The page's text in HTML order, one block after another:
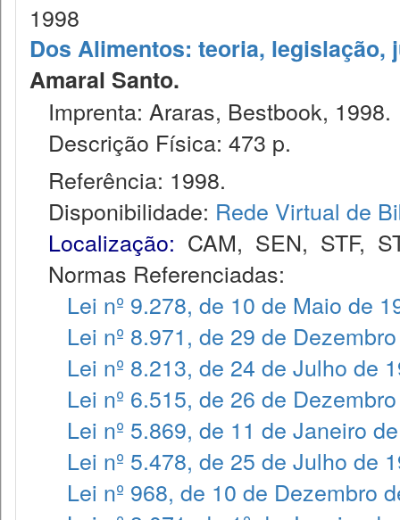
1998
Dos Alimentos: teoria, legislação,
Amaral Santo.
Imprenta: Araras, Bestbook, 1998.
Descrição Física: 473 p.
Referência: 1998.
Disponibilidade: Rede Virtual de
Localização: CAM, SEN, STF,
Normas Referenciadas:
Lei nº 9.278, de 10 de Maio de
Lei nº 8.971, de 29 de
Lei nº 8.213, de 24 de Julho de
Lei nº 6.515, de 26 de
Lei nº 5.869, de 11 de Janeiro
Lei nº 5.478, de 25 de Julho de
Lei nº 968, de 10 de Dezembro